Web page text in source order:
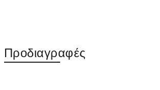
Προδιαγραφές